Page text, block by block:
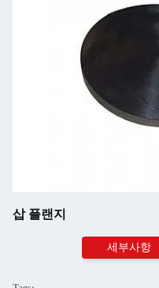
삽 플랜지
세부사항